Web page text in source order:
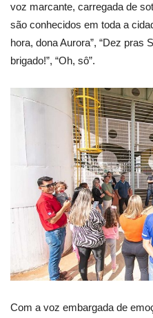
voz marcante, carregada de
são conhecidos em toda a
hora, dona Aurora”, “Dez pras
brigado!”, “Oh, sô”.
Com a voz embargada de